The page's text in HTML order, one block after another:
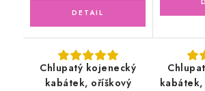
Chlupatý kojenecký
kabátek, oříškový